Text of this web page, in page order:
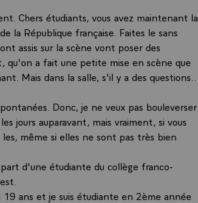
Chers étudiants, vous avez maintenant la
la République française. Faites le sans
assis sur la scène vont poser des
qu'on a fait une petite mise en scène que
Mais dans la salle, s'il y a des questions...
Donc, je ne veux pas bouleverser
jours auparavant, mais vraiment, si vous
même si elles ne sont pas très bien
d'une étudiante du collège franco-
ans et je suis étudiante en 2ème année